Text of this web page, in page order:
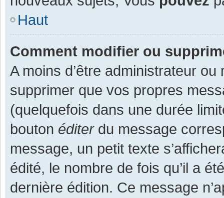
Haut
Comment modifier ou
A moins d’être administrateur
supprimer que vos propres
(quelquefois dans une durée
bouton éditerdu message
message, un petit texte
édité, le nombre de fois qu’il a
dernière édition. Ce message